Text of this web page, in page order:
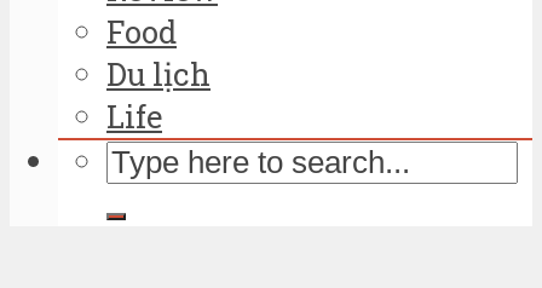
Food
Du lịch
Life